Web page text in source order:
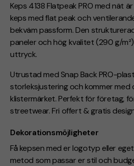
Keps 4138 Flatpeak PRO med nät
keps med flat peak och
bekväm passform. Den
paneler och hög kvalitet (290 g/
uttryck.
Utrustad med Snap Back PRO-
storleksjustering och kommer med
klistermärket. Perfekt för företag,
streetwear. Fri offert & gratis
Dekorationsmöjligheter
Få kepsen med er logotyp eller
metod som passar er stil och